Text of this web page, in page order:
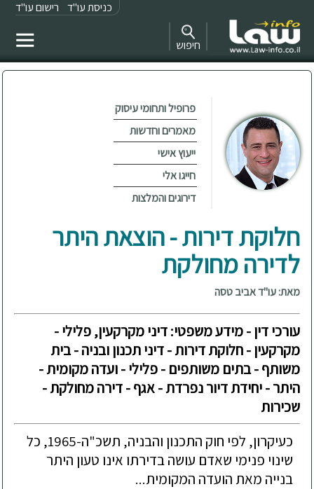
כניסת עו"ד רישום עו"ד
חיפוש
פרופיל ותחומי עיסוק
מאמרים וחדשות
ייעוץ אישי
חייגו אלי
דירוגים והמלצות
חלוקת דירות - הוצאת היתר
לדירה מחולקת
מאת: עו"ד אביב טסה
עורכי דין - מידע משפטי: דיני מקרקעין, פלילי -
מקרקעין - חלוקת דירות - דיני תכנון ובניה - בית
משותף - בתים משותפים - פלילי - ועדה מקומית -
היתר - יחידת דיור נפרדת - אגף - דירה מחולקת -
שכירות
כעיקרון, לפי חוק התכנון והבניה, תשכ"ה-1965, כל
שינוי פנימי שאדם עושה בדירתו אינו טעון היתר
בנייה מאת הועדה המקומית...